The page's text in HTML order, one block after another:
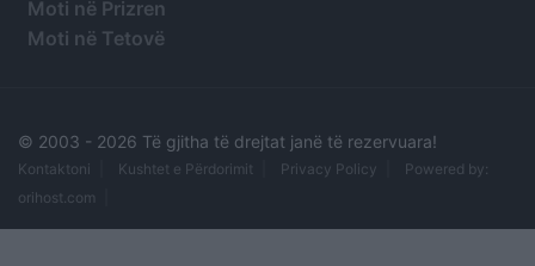
Moti në Prizren
Moti në Tetovë
© 2003 - 2026 Të gjitha të drejtat janë të rezervuara!
Kontaktoni Kushtet e Përdorimit Privacy Policy
Powered by:
orihost.com